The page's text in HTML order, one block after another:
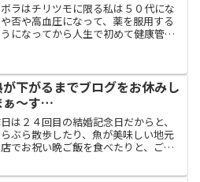
ラはチリツモに限る私は５０代にな
否や高血圧になって、薬を服用する
になってから人生で初めて健康管理
すね（＾＾；そして、急に「高血圧
よ～」と言われたとこ...
下がるまでブログをお休みし
ぁ～す…
は２４回目の結婚記念日だからと、
ぶら散歩したり、魚が美味しい地元
でお祝い晩ご飯を食べたりと、ご機